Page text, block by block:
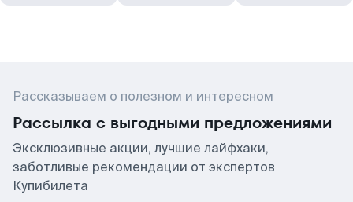
Рассказываем о полезном и интересном
Рассылка с выгодными предложениями
Эксклюзивные акции, лучшие лайфхаки,
заботливые рекомендации от экспертов
Купибилета